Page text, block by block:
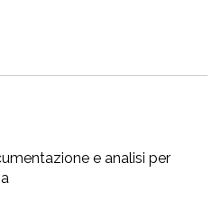
e analisi per